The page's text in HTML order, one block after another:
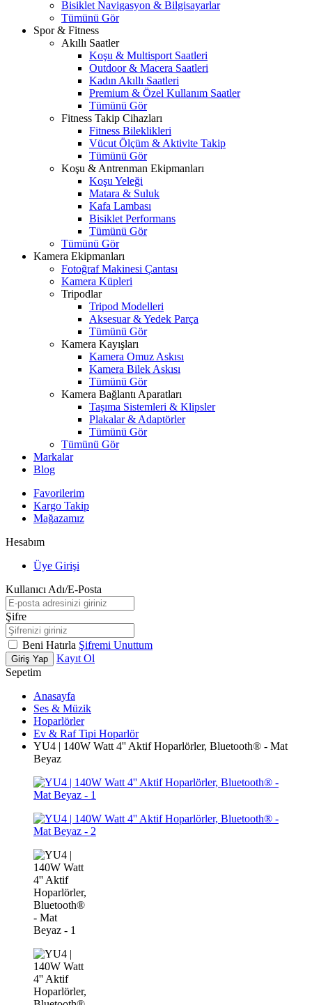
Bisiklet Navigasyon & Bilgisayarlar
Tümünü Gör
Spor & Fitness
Akıllı Saatler
Koşu & Multisport Saatleri
Outdoor & Macera Saatleri
Kadın Akıllı Saatleri
Premium & Özel Kullanım Saatler
Tümünü Gör
Fitness Takip Cihazları
Fitness Bileklikleri
Vücut Ölçüm & Aktivite Takip
Tümünü Gör
Koşu & Antrenman Ekipmanları
Koşu Yeleği
Matara & Suluk
Kafa Lambası
Bisiklet Performans
Tümünü Gör
Tümünü Gör
Kamera Ekipmanları
Fotoğraf Makinesi Çantası
Kamera Küpleri
Tripodlar
Tripod Modelleri
Aksesuar & Yedek Parça
Tümünü Gör
Kamera Kayışları
Kamera Omuz Askısı
Kamera Bilek Askısı
Tümünü Gör
Kamera Bağlantı Aparatları
Taşıma Sistemleri & Klipsler
Plakalar & Adaptörler
Tümünü Gör
Tümünü Gör
Markalar
Blog
Favorilerim
Kargo Takip
Mağazamız
Hesabım
Üye Girişi
Kullanıcı Adı/E-Posta
Şifre
Beni Hatırla Şifremi Unuttum
Giriş Yap
Kayıt Ol
Sepetim
Anasayfa
Ses & Müzik
Hoparlörler
Ev & Raf Tipi Hoparlör
YU4 | 140W Watt 4'' Aktif Hoparlörler, Bluetooth® - Mat
Beyaz